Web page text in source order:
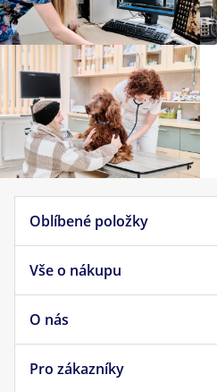
Oblíbené položky
Krmivo pro psy
Krmivo pro kočky
Veterinární diety
Vše o nákupu
Doprava a platba
Obchodní podmínky
O nás
Náš příběh
Pro zákazníky